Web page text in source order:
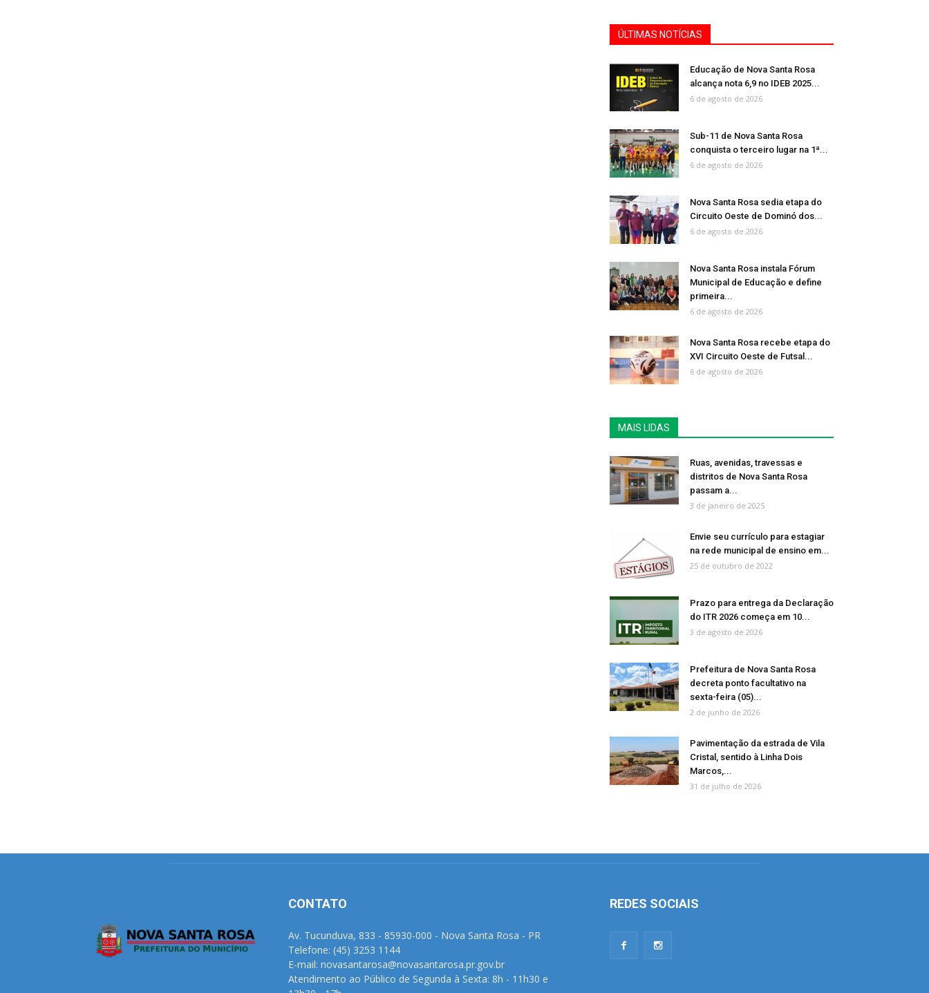
ÚLTIMAS NOTÍCIAS
Educação de Nova Santa Rosa
alcança nota 6,9 no IDEB 2025...
6 de agosto de 2026
Sub-11 de Nova Santa Rosa
conquista o terceiro lugar na 1ª...
6 de agosto de 2026
Nova Santa Rosa sedia etapa do
Circuito Oeste de Dominó dos...
6 de agosto de 2026
Nova Santa Rosa instala Fórum
Municipal de Educação e define
primeira...
6 de agosto de 2026
Nova Santa Rosa recebe etapa do
XVI Circuito Oeste de Futsal...
6 de agosto de 2026
MAIS LIDAS
Ruas, avenidas, travessas e
distritos de Nova Santa Rosa
passam a...
3 de janeiro de 2025
Envie seu currículo para estagiar
na rede municipal de ensino em...
25 de outubro de 2022
Prazo para entrega da Declaração
do ITR 2026 começa em 10...
3 de agosto de 2026
Prefeitura de Nova Santa Rosa
decreta ponto facultativo na
sexta-feira (05)...
2 de junho de 2026
Pavimentação da estrada de Vila
Cristal, sentido à Linha Dois
Marcos,...
31 de julho de 2026
CONTATO
Av. Tucunduva, 833 - 85930-000 - Nova Santa Rosa - PR
Telefone: (45) 3253 1144
E-mail: novasantarosa@novasantarosa.pr.gov.br
Atendimento ao Público de Segunda à Sexta: 8h - 11h30 e
REDES SOCIAIS